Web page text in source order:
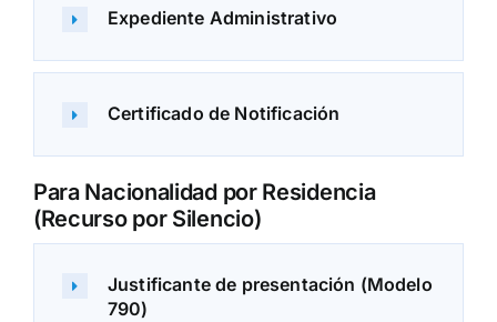
Expediente Administrativo
Certificado de Notificación
Para Nacionalidad por Residencia
(Recurso por Silencio)
Justificante de presentación (Modelo
790)